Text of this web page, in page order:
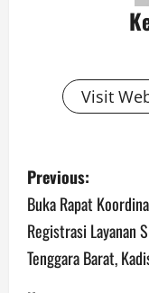
Visit
P
o
s
Previous:
Buka Rapat
Registrasi Layanan
Tenggara Barat,